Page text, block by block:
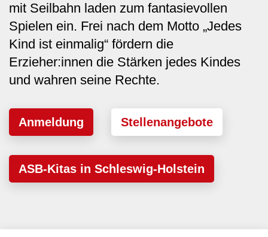
mit Seilbahn laden zum fantasievollen
Spielen ein. Frei nach dem Motto „Jedes
Kind ist einmalig“ fördern die
Erzieher:innen die Stärken jedes Kindes
und wahren seine Rechte.
Anmeldung Stellenangebote
ASB-Kitas in Schleswig-Holstein